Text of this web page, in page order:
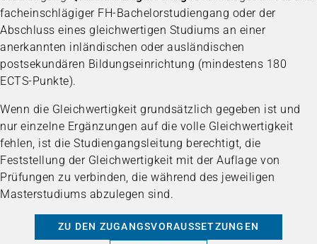
facheinschlägiger FH-Bachelorstudiengang oder der
Abschluss eines gleichwertigen Studiums an einer
anerkannten inländischen oder ausländischen
postsekundären Bildungseinrichtung (mindestens 180
ECTS-Punkte).
Wenn die Gleichwertigkeit grundsätzlich gegeben ist und
nur einzelne Ergänzungen auf die volle Gleichwertigkeit
fehlen, ist die Studiengangsleitung berechtigt, die
Feststellung der Gleichwertigkeit mit der Auflage von
Prüfungen zu verbinden, die während des jeweiligen
Masterstudiums abzulegen sind.
ZU DEN ZUGANGSVORAUSSETZUNGEN